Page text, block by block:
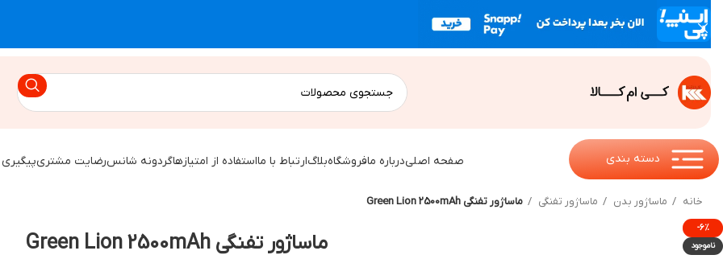
دسته بندی صفحه اصلیدرباره مافروشگاهبلاگارتباط با مااستفاده از امتیازهاگردونه شانسرضایت مشتری
خانه ماساژور بدن ماساژور تفنگی ماساژور تفنگی Green Lion 2500mAh
-۶%
ناموجود ماساژور تفنگی Green Lion 2500mAh